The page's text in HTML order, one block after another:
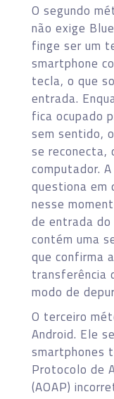
O segundo
não exige
finge ser um
smartphone
tecla, o que
entrada.
fica ocupado
sem sentido,
se reconecta,
computador.
questiona em
nesse
de entrada
contém uma
que confirma
transferência
modo de
O terceiro
Android. Ele
smartphones
Protocolo de
(AOAP)